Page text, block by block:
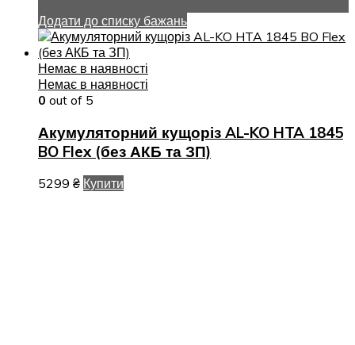
Додати до списку бажань
Немає в наявності
Немає в наявності
0 out of 5
Акумуляторний кущоріз AL-KO HTA 1845
BO Flex (без АКБ та ЗП)
5299 ₴ Купити